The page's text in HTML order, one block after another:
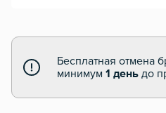
Бесплатная отмена
минимум 1 день до